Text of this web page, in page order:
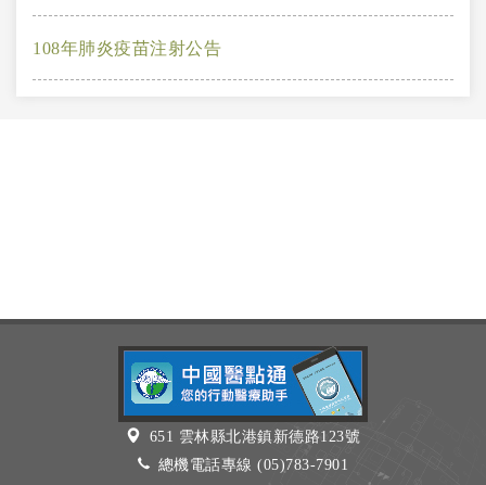
108年肺炎疫苗注射公告
651 雲林縣北港鎮新德路123號
總機電話專線 (05)783-7901